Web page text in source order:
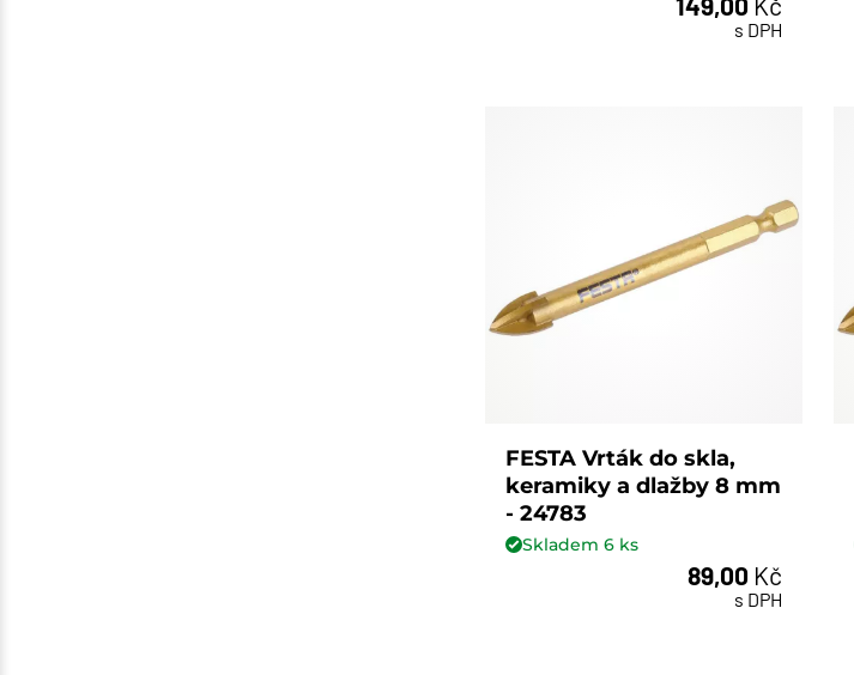
s DPH
FESTA Vrták do skla,
keramiky a dlažby 8 mm
- 24783
Skladem6 ks
89,00 Kč
s DPH